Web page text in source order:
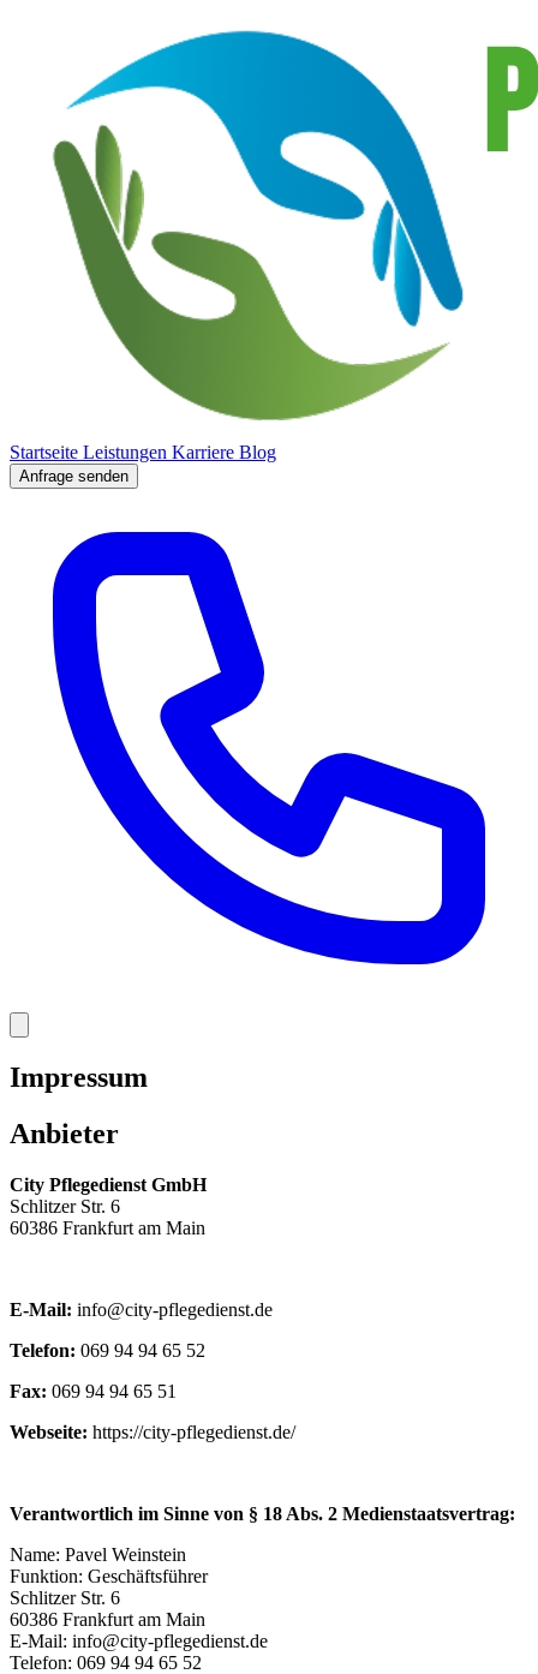
Startseite Leistungen Karriere Blog
Anfrage senden
Impressum
Anbieter
City Pflegedienst GmbH
Schlitzer Str. 6
60386 Frankfurt am Main
E-Mail: info@city-pflegedienst.de
Telefon: 069 94 94 65 52
Fax: 069 94 94 65 51
Webseite: https://city-pflegedienst.de/
Verantwortlich im Sinne von § 18 Abs. 2 Medienstaatsvertrag:
Name: Pavel Weinstein
Funktion: Geschäftsführer
Schlitzer Str. 6
60386 Frankfurt am Main
E-Mail: info@city-pflegedienst.de
Telefon: 069 94 94 65 52